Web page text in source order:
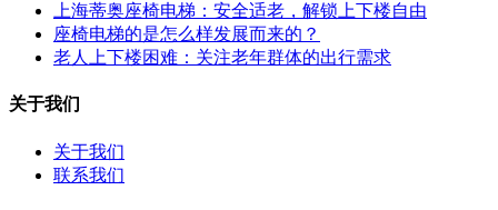
上海蒂奥座椅电梯：安全适老，解锁上下楼自由
座椅电梯的是怎么样发展而来的？
老人上下楼困难：关注老年群体的出行需求
关于我们
关于我们
联系我们